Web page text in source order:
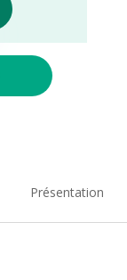
Présentation